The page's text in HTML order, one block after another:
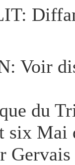
Voir
du
six Mai